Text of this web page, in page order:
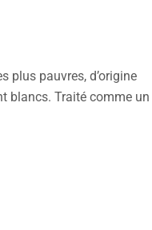
plus pauvres, d’origine
blancs. Traité comme